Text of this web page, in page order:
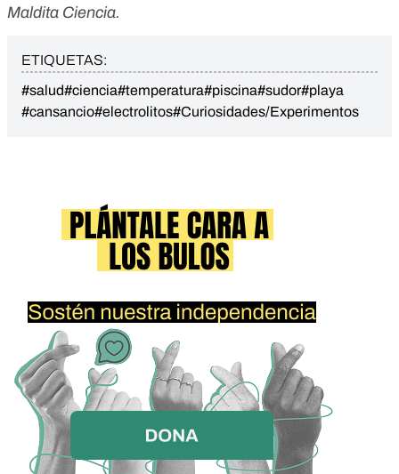
Maldita Ciencia.
ETIQUETAS:
#salud#ciencia#temperatura#piscina#sudor#playa
#cansancio#electrolitos#Curiosidades/Experimentos